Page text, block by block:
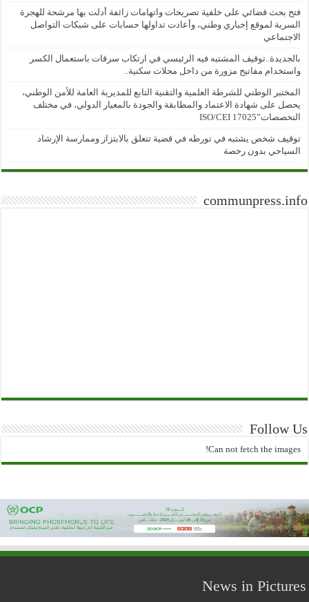
فتح بحث قضائي على خلفية تصريحات واتهامات زائفة أدلت بها مرشحة للهجرة
السرية لموقع إخباري وطني، وأعادت تداولها حسابات على شبكات التواصل
الاجتماعي
بالجديدة..توقيف المشتبه فيه الرئيسي في ارتكاب سرقات باستعمال الكسر
واستخدام مفاتيح مزورة من داخل محلات سكنية..
المختبر الوطني للشرطة العلمية والتقنية التابع للمديرية العامة للأمن الوطني،
يحصل على شهادة الاعتماد والمطابقة والجودة بالمعيار الدولي، في مختلف
التخصصات”ISO/CEI 17025
توقيف شخص يشتبه في تورطه في قضية تتعلق بالابتزاز وممارسة الإرشاد
السياحي بدون رخصة
communpress.info
Follow Us
Can not fetch the images!
News in Pictures